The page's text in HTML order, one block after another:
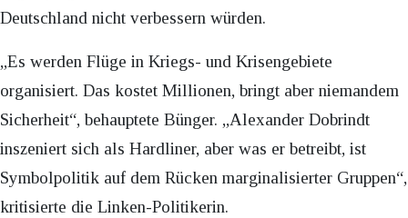
Deutschland nicht verbessern würden.
„Es werden Flüge in Kriegs- und Krisengebiete
organisiert. Das kostet Millionen, bringt aber niemandem
Sicherheit“, behauptete Bünger. „Alexander Dobrindt
inszeniert sich als Hardliner, aber was er betreibt, ist
Symbolpolitik auf dem Rücken marginalisierter Gruppen“,
kritisierte die Linken-Politikerin.